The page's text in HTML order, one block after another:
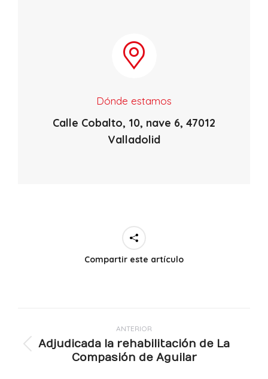
Dónde estamos
Calle Cobalto, 10, nave 6, 47012
Valladolid
Compartir este artículo
entre
publicaciones
ANTERIOR
Publicación
anterior:
Adjudicada la rehabilitación de La
Compasión de Aguilar